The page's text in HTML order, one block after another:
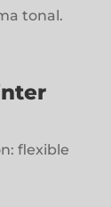
tonal.
flexible